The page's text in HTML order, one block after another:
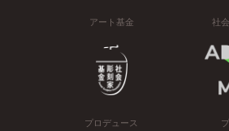
アート基金 社
プロデュース